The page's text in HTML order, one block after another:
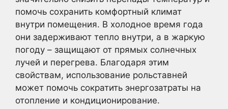
помочь сохранить комфортный климат
внутри помещения. В холодное время года
они задерживают тепло внутри, а в жаркую
погоду – защищают от прямых солнечных
лучей и перегрева. Благодаря этим
свойствам, использование рольставней
может помочь сократить энергозатраты на
отопление и кондиционирование.